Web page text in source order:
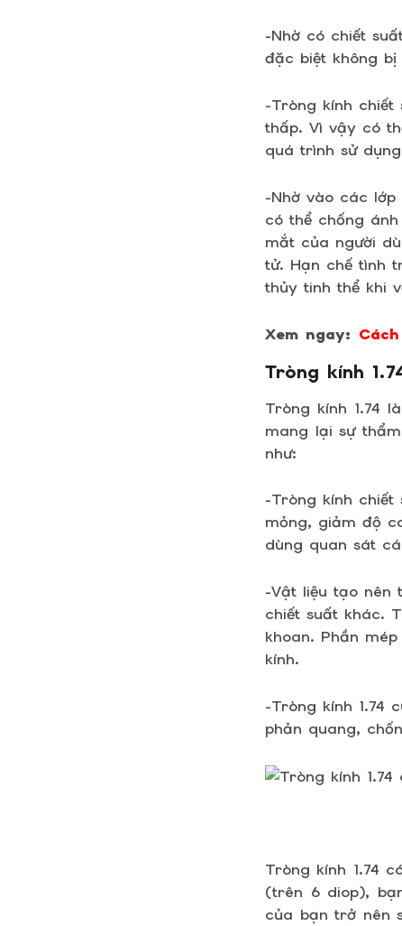
-Nhờ có chiết
đặc biệt không
-Tròng kính
thấp. Vì vậy có
quá trình sử
-Nhờ vào các
có thể chống
mắt của người
tử. Hạn chế tình
thủy tinh thể khi
Xem ngay:
Tròng kính
Tròng kính 1.74
mang lại sự
như:
-Tròng kính chiết
mỏng, giảm độ
dùng quan sát
-Vật liệu tạo nên
chiết suất khác.
khoan. Phần
kính.
-Tròng kính 1.74
phản quang,
Tròng kính 1.74
(trên 6 diop),
của bạn trở nên